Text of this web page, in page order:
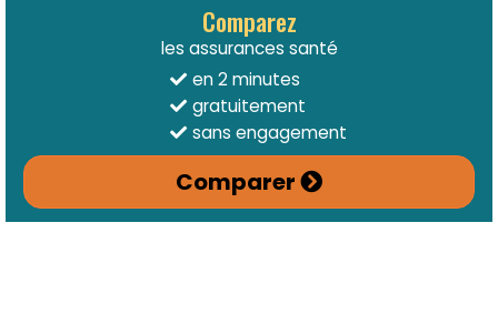
Comparez
les assurances santé
en 2 minutes
gratuitement
sans engagement
Comparer